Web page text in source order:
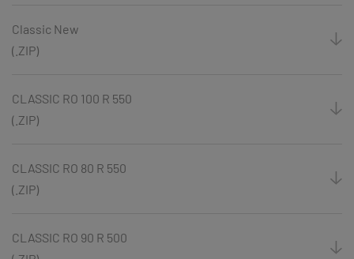
Classic New
(.ZIP)
CLASSIC RO 100 R 550
(.ZIP)
CLASSIC RO 80 R 550
(.ZIP)
CLASSIC RO 90 R 500